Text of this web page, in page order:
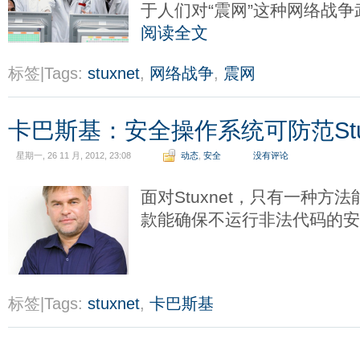
于人们对“震网”这种网络战
阅读全文
标签|Tags: stuxnet, 网络战争, 震网
卡巴斯基：安全操作系统可防范
星期一, 26 11 月, 2012, 23:08 动态 安全 没有评论
面对Stuxnet，只有一种方法
款能确保不运行非法代码的
标签|Tags: stuxnet, 卡巴斯基